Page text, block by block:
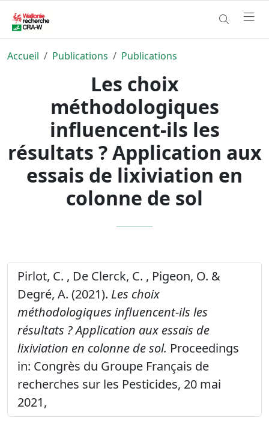
Accueil Publications Publications
Les choix
méthodologiques
influencent-ils les
résultats ? Application aux
essais de lixiviation en
colonne de sol
Pirlot, C. , De Clerck, C. , Pigeon, O. &
Degré, A. (2021). Les choix
méthodologiques influencent-ils les
résultats ? Application aux essais de
lixiviation en colonne de sol. Proceedings
in: Congrès du Groupe Français de
recherches sur les Pesticides, 20 mai
2021,